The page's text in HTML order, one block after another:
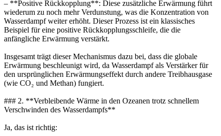
– **Positive Rückkopplung**: Diese zusätzliche Erwärmung führt
wiederum zu noch mehr Verdunstung, was die Konzentration von
Wasserdampf weiter erhöht. Dieser Prozess ist ein klassisches
Beispiel für eine positive Rückkopplungsschleife, die die
anfängliche Erwärmung verstärkt.
Insgesamt trägt dieser Mechanismus dazu bei, dass die globale
Erwärmung beschleunigt wird, da Wasserdampf als Verstärker für
den ursprünglichen Erwärmungseffekt durch andere Treibhausgase
(wie CO₂ und Methan) fungiert.
### 2. **Verbleibende Wärme in den Ozeanen trotz schnellem
Verschwinden des Wasserdampfs**
Ja, das ist richtig: